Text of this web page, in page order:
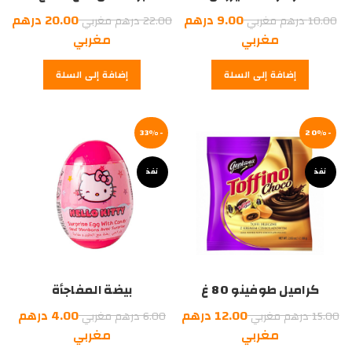
10.00درهم مغربيالسعر
الأصلي
هو:
10.00
9.00 درهم
مغربي
الحالي
هو:
مغربي.
إضافة إلى السلة
22.00درهم مغربيالسعر
الأصلي
هو:
22.00
20.00 درهم
مغربي
الحالي
هو:
إضافة إلى السلة
-20%
نفذ
كراميل طوفينو 80 غ
15.00درهم مغربيالسعر
الأصلي
12.00 درهم
مغربي
-33%
نفذ
بيضة المفاجأة
6.00درهم مغربيالسعر
الأصلي
4.00 درهم
مغربي